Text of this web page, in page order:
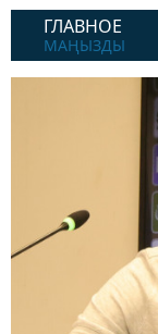
ГЛАВНОЕ
МАҢЫЗДЫ